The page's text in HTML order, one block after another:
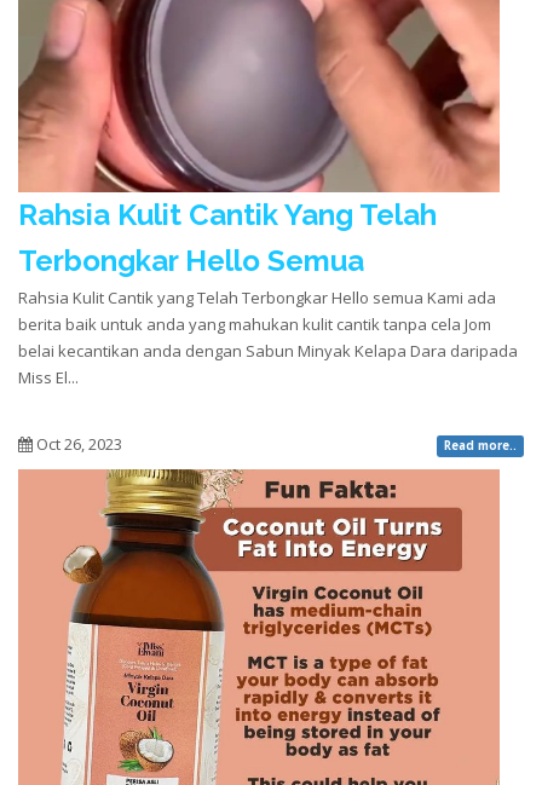
Rahsia Kulit Cantik Yang Telah
Terbongkar Hello Semua
Rahsia Kulit Cantik yang Telah Terbongkar Hello semua Kami ada
berita baik untuk anda yang mahukan kulit cantik tanpa cela Jom
belai kecantikan anda dengan Sabun Minyak Kelapa Dara daripada
Miss El...
Read more..
Oct 26, 2023